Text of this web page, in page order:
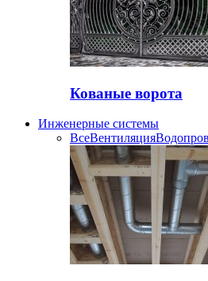
Кованые ворота
Инженерные системы
ВсеВентиляция